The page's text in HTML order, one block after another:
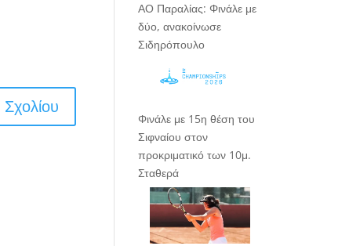
ΑΟ Παραλίας: Φινάλε με
δύο, ανακοίνωσε
Σιδηρόπουλο
Φινάλε με 15η θέση του
Σιφναίου στον
προκριματικό των 10μ.
Σταθερά